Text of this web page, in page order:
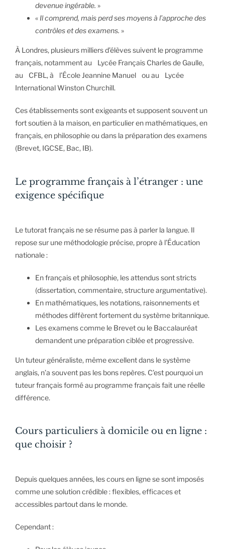
devenue ingérable. »
«Il comprend, mais perd ses moyens à l’approche des
contrôles et des examens. »
À Londres, plusieurs milliers d’élèves suivent le programme
français, notamment au Lycée Français Charles de Gaulle,
au CFBL, à l’École Jeannine Manuel ou au Lycée
International Winston Churchill.
Ces établissements sont exigeants et supposent souvent un
fort soutien à la maison, en particulier en mathématiques, en
français, en philosophie ou dans la préparation des examens
(Brevet, IGCSE, Bac, IB).
Le programme français à l’étranger : une
exigence spécifique
Le tutorat français ne se résume pas à parler la langue. Il
repose sur une méthodologie précise, propre à l’Éducation
nationale :
En français et philosophie, les attendus sont stricts
(dissertation, commentaire, structure argumentative).
En mathématiques, les notations, raisonnements et
méthodes diffèrent fortement du système britannique.
Les examens comme le Brevet ou le Baccalauréat
demandent une préparation ciblée et progressive.
Un tuteur généraliste, même excellent dans le système
anglais, n’a souvent pas les bons repères. C’est pourquoi un
tuteur français formé au programme français fait une réelle
différence.
Cours particuliers à domicile ou en ligne :
que choisir ?
Depuis quelques années, les cours en ligne se sont imposés
comme une solution crédible : flexibles, efficaces et
accessibles partout dans le monde.
Cependant :